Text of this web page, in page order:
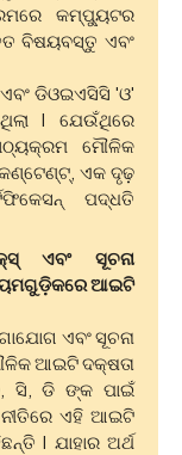
କମ୍ପ୍ୟୁଟର
ବିଷୟବସ୍ତୁ ଏବଂ
ଡିଓଇଏସିସି 'ଓ'
I ଯେଉଁଥିରେ
ମୌଳିକ
ଏକ ଦୃଢ଼
ପଦ୍ଧତି
ଏବଂ ସୂଚନା
ଆଇଟି
ଏବଂ ସୂଚନା
ଆଇଟି ଦକ୍ଷତା
ସି, ଡି ଙ୍କ ପାଇଁ
ଏହି ଆଇଟି
I ଯାହାର ଅର୍ଥ